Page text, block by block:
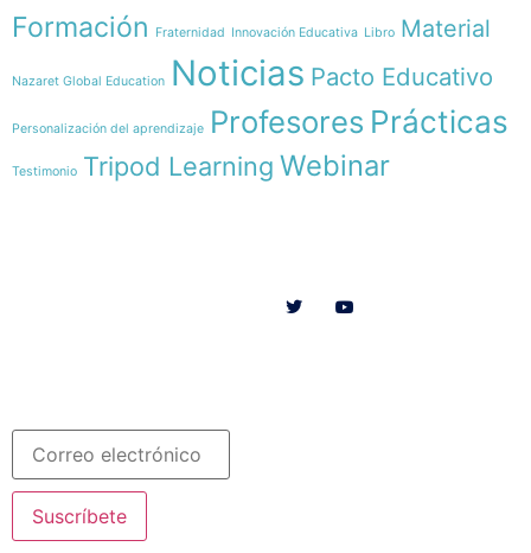
Formación
Fraternidad Innovación Educativa Libro Material
Nazaret Global Education Noticias Pacto Educativo
Personalización del aprendizaje Profesores Prácticas
Testimonio Tripod Learning Webinar
Suscríbete